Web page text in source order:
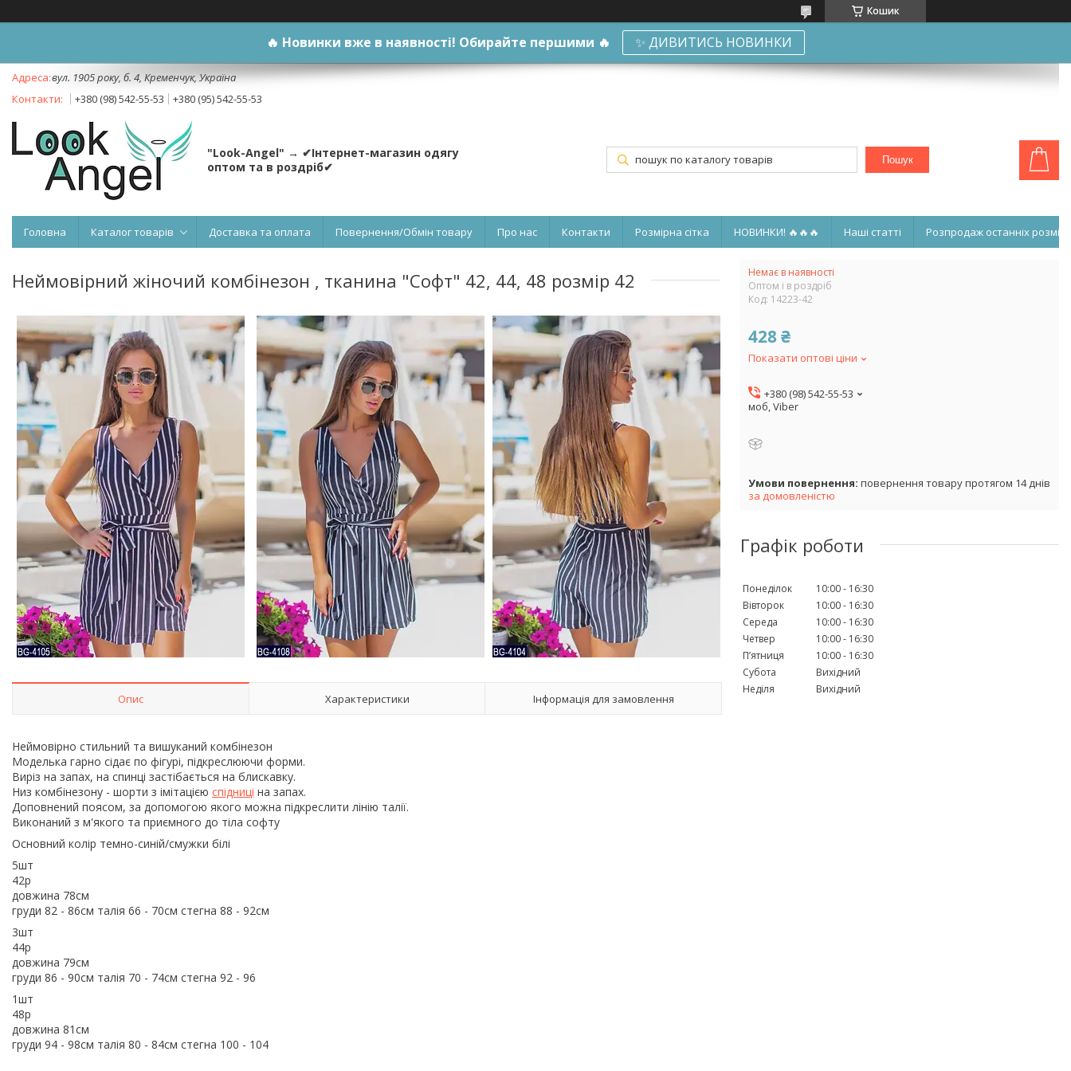
Кошик
🔥 Новинки вже в наявності! Обирайте першими 🔥 ✨ ДИВИТИСЬ НОВИНКИ
вул. 1905 року, б. 4, Кременчук, Україна
+380 (98) 542-55-53
+380 (95) 542-55-53
"Look-Angel" → ✔Інтернет-магазин одягу
оптом та в роздріб✔
Пошук
Головна Каталог товарів Доставка та оплата Повернення/Обмін товару Про нас Контакти Розмірна сітка НОВИНКИ! 🔥🔥🔥 Наші статті Розпродаж останніх
Неймовірний жіночий комбінезон , тканина "Софт" 42, 44, 48 розмір 42
Опис Характеристики Інформація для замовлення
Неймовірно стильний та вишуканий комбінезон
Моделька гарно сідає по фігурі, підкреслюючи форми.
Виріз на запах, на спинці застібається на блискавку.
Низ комбінезону - шорти з імітацією спідниці на запах.
Доповнений поясом, за допомогою якого можна підкреслити лінію талії.
Виконаний з м'якого та приємного до тіла софту
Основний колір темно-синій/смужки білі
5шт
42р
довжина 78см
груди 82 - 86см талія 66 - 70см стегна 88 - 92см
3шт
44р
довжина 79см
груди 86 - 90см талія 70 - 74см стегна 92 - 96
1шт
48р
довжина 81см
груди 94 - 98см талія 80 - 84см стегна 100 - 104
Немає в наявності
Оптом і в роздріб
Код: 14223-42
428 ₴
Показати оптові ціни
+380 (98) 542-55-53
моб, Viber
повернення товару протягом 14 днів
за домовленістю
Графік роботи
Понеділок 10:00
16:30
Вівторок
10:00
16:30
Середа
10:00
16:30
Четвер
10:00
16:30
Пʼятниця
10:00
16:30
Субота
Вихідний
Неділя
Вихідний